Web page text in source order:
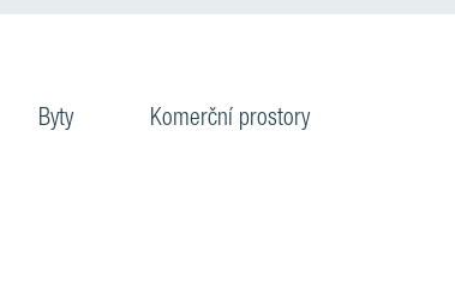
Byty Komerční prostory